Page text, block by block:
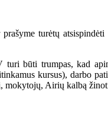
turėtų
būti trumpas, kad
kursus), darbo
mokytojų, Airių kalbą